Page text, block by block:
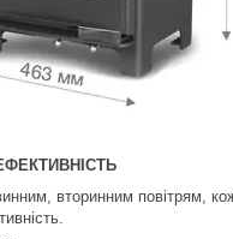
вторинним повітрям,